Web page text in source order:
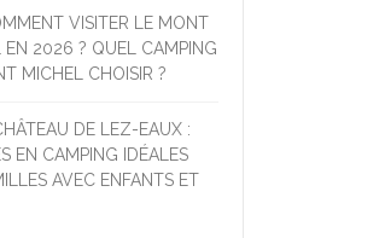
VISITER LE MONT
EN 2026 ? QUEL CAMPING
MICHEL CHOISIR ?
DE LEZ-EAUX :
EN CAMPING IDÉALES
AVEC ENFANTS ET